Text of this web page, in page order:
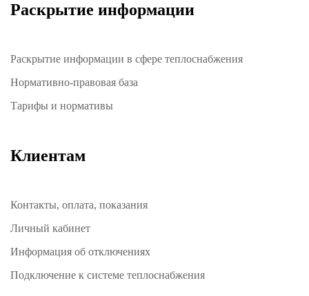
Раскрытие информации
Раскрытие информации в сфере теплоснабжения
Нормативно-правовая база
Тарифы и нормативы
Клиентам
Контакты, оплата, показания
Личный кабинет
Информация об отключениях
Подключение к системе теплоснабжения